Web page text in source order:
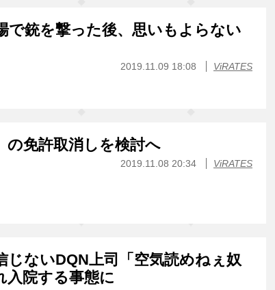
銃を撃った後、思いもよらない
2019.11.09 18:08 ViRATES
の免許取消しを検討へ
2019.11.08 20:34 ViRATES
じないDQN上司「空気読めねぇ奴
院する事態に